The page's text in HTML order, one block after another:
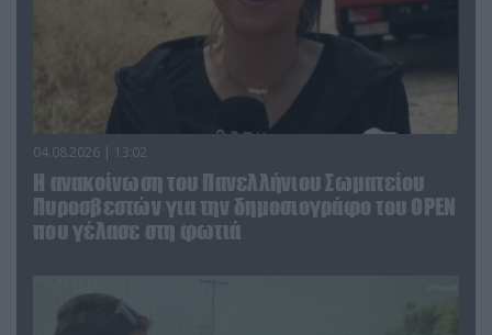
04.08.2026 | 13:02
Η ανακοίνωση του Πανελλήνιου Σωματείου
Πυροσβεστών για την δημοσιογράφο του OPEN
που γέλασε στη φωτιά